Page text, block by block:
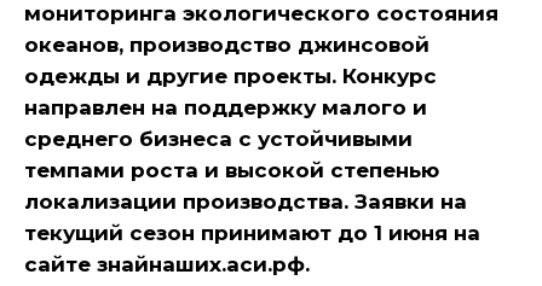
мониторинга экологического состояния
океанов, производство джинсовой
одежды и другие проекты. Конкурс
направлен на поддержку малого и
среднего бизнеса с устойчивыми
темпами роста и высокой степенью
локализации производства. Заявки на
текущий сезон принимают до 1 июня на
сайте знайнаших.аси.рф.